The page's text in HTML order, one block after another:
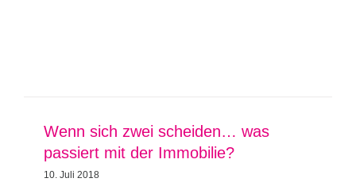
Wenn sich zwei scheiden… was
passiert mit der Immobilie?
10. Juli 2018